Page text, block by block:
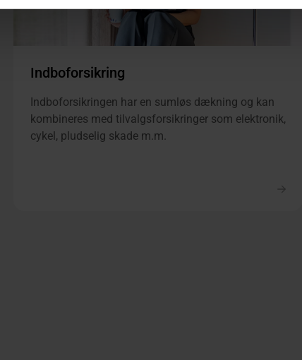
Indboforsikring
Indboforsikringen har en sumløs dækning og kan
kombineres med tilvalgsforsikringer som elektronik,
cykel, pludselig skade m.m.